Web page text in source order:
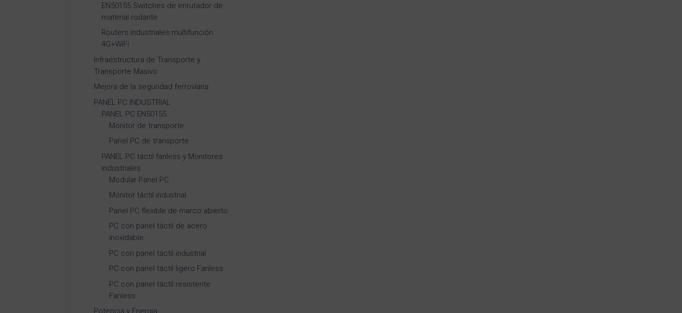
EN50155 Switches de enrutador de
material rodante
Routers industriales multifunción
4G+WiFi
Infraestructura de Transporte y
Transporte Masivo
Mejora de la seguridad ferroviaria
PANEL PC INDUSTRIAL
PANEL PC EN50155
Monitor de transporte
Panel PC de transporte
PANEL PC táctil fanless y Monitores
industriales
Modular Panel PC
Monitor táctil industrial
Panel PC flexible de marco abierto
PC con panel táctil de acero
inoxidable
PC con panel táctil industrial
PC con panel táctil ligero Fanless
PC con panel táctil resistente
Fanless
Potencia y Energia